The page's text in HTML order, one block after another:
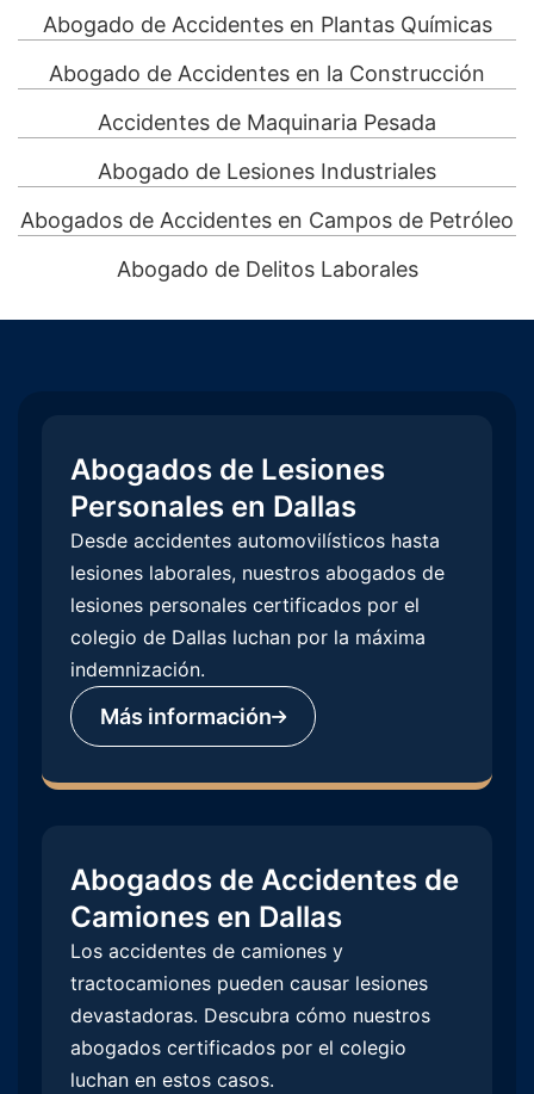
Abogado de Accidentes en Plantas Químicas
Abogado de Accidentes en la Construcción
Accidentes de Maquinaria Pesada
Abogado de Lesiones Industriales
Abogados de Accidentes en Campos de Petróleo
Abogado de Delitos Laborales
Abogados de Lesiones
Personales en Dallas
Desde accidentes automovilísticos hasta
lesiones laborales, nuestros abogados de
lesiones personales certificados por el
colegio de Dallas luchan por la máxima
indemnización.
Más información
Abogados de Accidentes de
Camiones en Dallas
Los accidentes de camiones y
tractocamiones pueden causar lesiones
devastadoras. Descubra cómo nuestros
abogados certificados por el colegio
luchan en estos casos.